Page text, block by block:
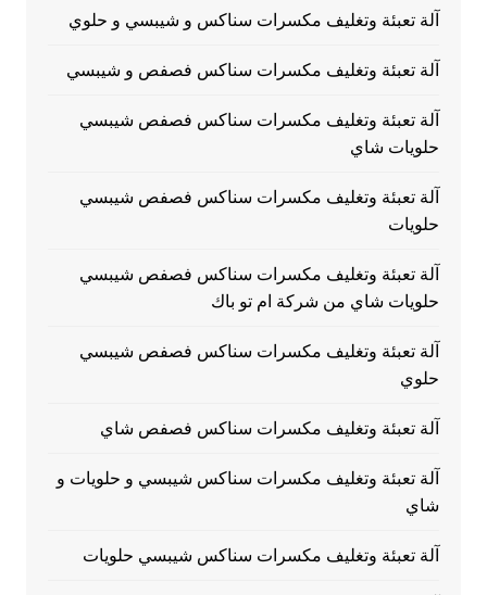
آلة تعبئة وتغليف مكسرات سناكس و شيبسي و حلوي
آلة تعبئة وتغليف مكسرات سناكس فصفص و شيبسي
آلة تعبئة وتغليف مكسرات سناكس فصفص شيبسي
حلويات شاي
آلة تعبئة وتغليف مكسرات سناكس فصفص شيبسي
حلويات
آلة تعبئة وتغليف مكسرات سناكس فصفص شيبسي
حلويات شاي من شركة ام تو باك
آلة تعبئة وتغليف مكسرات سناكس فصفص شيبسي
حلوي
آلة تعبئة وتغليف مكسرات سناكس فصفص شاي
آلة تعبئة وتغليف مكسرات سناكس شيبسي و حلويات و
شاي
آلة تعبئة وتغليف مكسرات سناكس شيبسي حلويات